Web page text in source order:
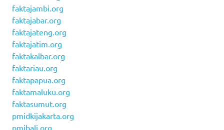
faktajambi.org
faktajabar.org
faktajateng.org
faktajatim.org
faktakalbar.org
faktariau.org
faktapapua.org
faktamaluku.org
faktasumut.org
pmidkijakarta.org
pmibali.org